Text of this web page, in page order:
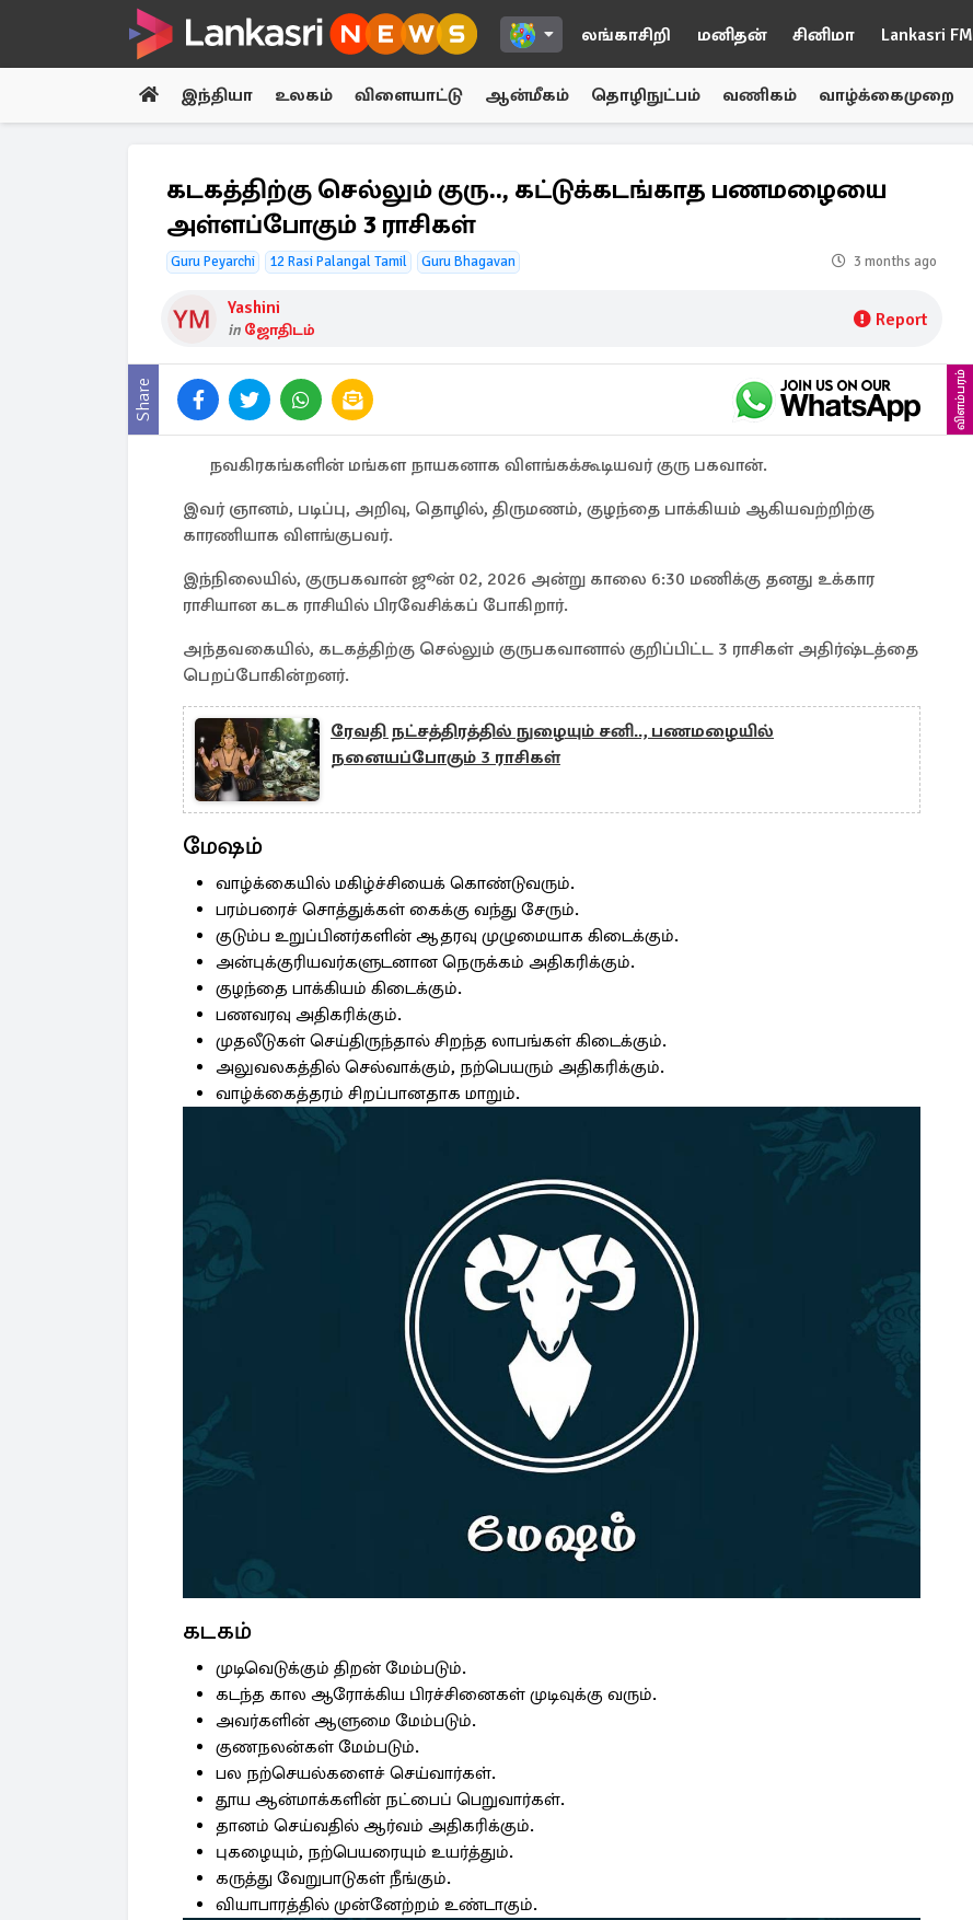
லங்காசிறி மனிதன் சினிமா Lankasri FM
இந்தியா உலகம் விளையாட்டு ஆன்மீகம் தொழிநுட்பம் வணிகம் வாழ்க்கைமுறை
கடகத்திற்கு செல்லும் குரு.., கட்டுக்கடங்காத பணமழையை
அள்ளப்போகும் 3 ராசிகள்
Guru Peyarchi 12 Rasi Palangal Tamil Guru Bhagavan 3 months ago
Yashini
in ஜோதிடம் Report
Share விளம்பரம்
நவகிரகங்களின் மங்கள நாயகனாக விளங்கக்கூடியவர் குரு பகவான்.
இவர் ஞானம், படிப்பு, அறிவு, தொழில், திருமணம், குழந்தை பாக்கியம் ஆகியவற்றிற்கு
காரணியாக விளங்குபவர்.
இந்நிலையில், குருபகவான் ஜூன் 02, 2026 அன்று காலை 6:30 மணிக்கு தனது உக்கார
ராசியான கடக ராசியில் பிரவேசிக்கப் போகிறார்.
அந்தவகையில், கடகத்திற்கு செல்லும் குருபகவானால் குறிப்பிட்ட 3 ராசிகள் அதிர்ஷ்டத்தை
பெறப்போகின்றனர்.
ரேவதி நட்சத்திரத்தில் நுழையும் சனி.., பணமழையில்
நனையப்போகும் 3 ராசிகள்
மேஷம்
வாழ்க்கையில் மகிழ்ச்சியைக் கொண்டுவரும்.
பரம்பரைச் சொத்துக்கள் கைக்கு வந்து சேரும்.
குடும்ப உறுப்பினர்களின் ஆதரவு முழுமையாக கிடைக்கும்.
அன்புக்குரியவர்களுடனான நெருக்கம் அதிகரிக்கும்.
குழந்தை பாக்கியம் கிடைக்கும்.
பணவரவு அதிகரிக்கும்.
முதலீடுகள் செய்திருந்தால் சிறந்த லாபங்கள் கிடைக்கும்.
அலுவலகத்தில் செல்வாக்கும், நற்பெயரும் அதிகரிக்கும்.
வாழ்க்கைத்தரம் சிறப்பானதாக மாறும்.
கடகம்
முடிவெடுக்கும் திறன் மேம்படும்.
கடந்த கால ஆரோக்கிய பிரச்சினைகள் முடிவுக்கு வரும்.
அவர்களின் ஆளுமை மேம்படும்.
குணநலன்கள் மேம்படும்.
பல நற்செயல்களைச் செய்வார்கள்.
தூய ஆன்மாக்களின் நட்பைப் பெறுவார்கள்.
தானம் செய்வதில் ஆர்வம் அதிகரிக்கும்.
புகழையும், நற்பெயரையும் உயர்த்தும்.
கருத்து வேறுபாடுகள் நீங்கும்.
வியாபாரத்தில் முன்னேற்றம் உண்டாகும்.